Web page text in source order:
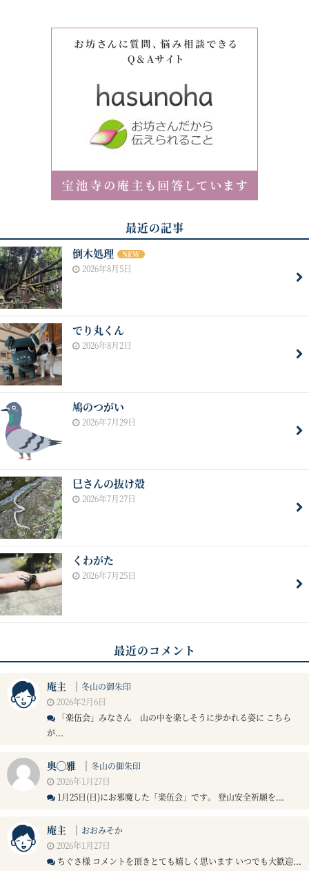
最近の記事
倒木処理 NEW
2026年8月5日
でり丸くん
2026年8月2日
鳩のつがい
2026年7月29日
巳さんの抜け殻
2026年7月27日
くわがた
2026年7月25日
最近のコメント
庵主 ｜ 冬山の御朱印
2026年2月6日
「楽伍会」みなさん 山の中を楽しそうに歩かれる姿に こちら
が...
奥◯雅 ｜ 冬山の御朱印
2026年1月27日
1月25日(日)にお邪魔した「楽伍会」です。 登山安全祈願を...
庵主 ｜ おおみそか
2026年1月27日
ちぐさ様 コメントを頂きとても嬉しく思います いつでも大歓迎...